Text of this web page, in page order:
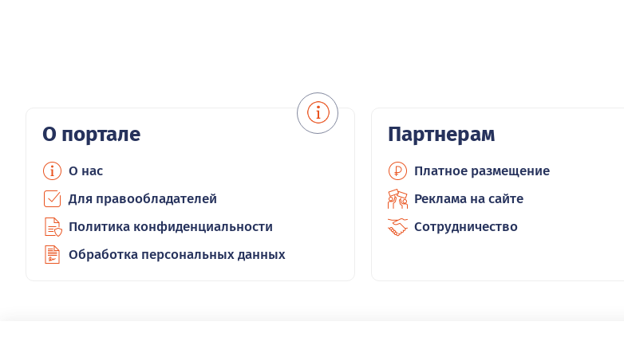
О портале
О нас
Для правообладателей
Политика конфиденциальности
Обработка персональных данных
Партнерам
Платное размещение
Реклама на сайте
Сотрудничество